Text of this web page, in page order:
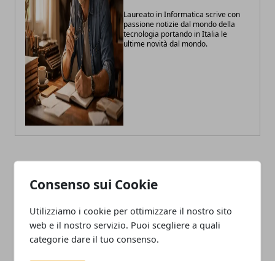
Consenso sui Cookie
Utilizziamo i cookie per ottimizzare il nostro sito
web e il nostro servizio. Puoi scegliere a quali
categorie dare il tuo consenso.
Laureato in Informatica scrive con
passione notizie dal mondo della
tecnologia portando in Italia le
ultime novità dal mondo.